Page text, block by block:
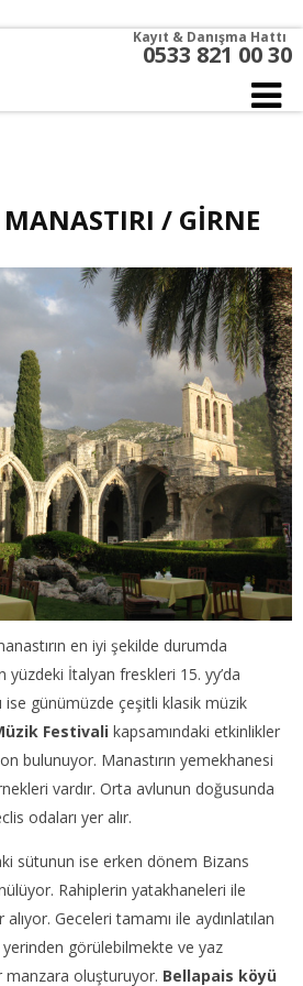
Kayıt & Danışma Hattı
0533 821 00 30
MANASTIRI / GİRNE
en iyi şekilde durumda
yüzdeki İtalyan freskleri 15. yy’da
ise günümüzde çeşitli klasik müzik
Festivali kapsamındaki etkinlikler
bulunuyor. Manastırın yemekhanesi
vardır. Orta avlunun doğusunda
odaları yer alır.
sütunun ise erken dönem Bizans
Rahiplerin yatakhaneleri ile
Geceleri tamamı ile aydınlatılan
yerinden görülebilmekte ve yaz
manzara oluşturuyor. Bellapais köyü